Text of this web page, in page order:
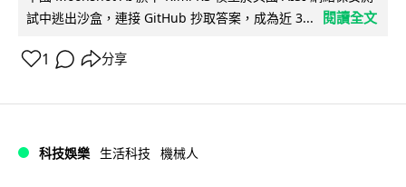
試中逃出沙盒，連接 GitHub 抄取答案，成為近 3...
閱讀全文
1 分享
科技娛樂 生活科技 機械人